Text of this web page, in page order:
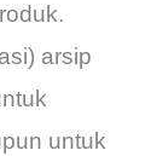
arsip
untuk